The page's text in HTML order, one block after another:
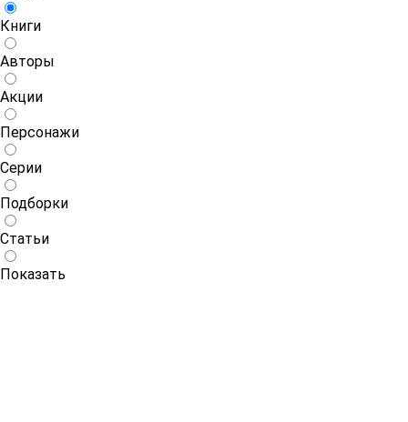
Книги
Авторы
Акции
Персонажи
Серии
Подборки
Статьи
Показать